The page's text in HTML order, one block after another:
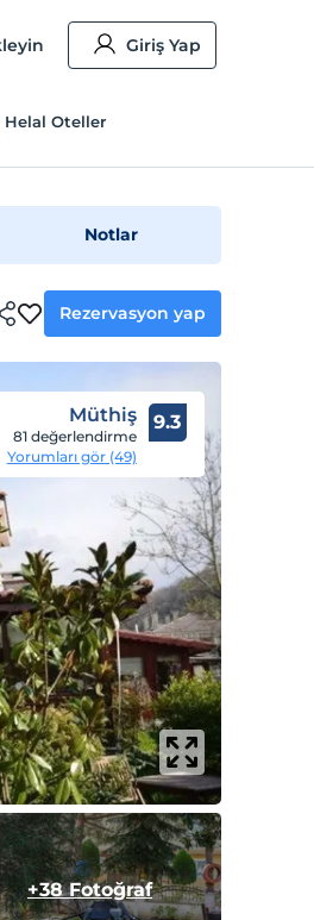
Giriş Yap
Helal Oteller
Notlar
Rezervasyon yap
Müthiş
81 değerlendirme
Yorumları gör (49)
9.3
+38 Fotoğraf